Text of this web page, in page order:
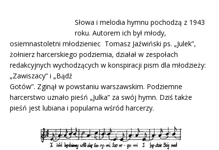
Słowa i melodia hymnu pochodzą z 1943
roku. Autorem ich był młody,
osiemnastoletni młodzieniec Tomasz Jaźwiński ps. „Julek”,
żołnierz harcerskiego podziemia, działał w zespołach
redakcyjnych wychodzących w konspiracji pism dla młodzieży:
„Zawiszacy” i „Bądź
Gotów”. Zginął w powstaniu warszawskim. Podziemne
harcerstwo uznało pieśń „Julka” za swój hymn. Dziś także
pieśń jest lubiana i popularna wśród harcerzy.